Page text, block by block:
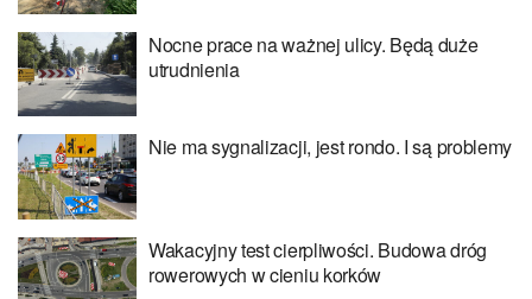
Nocne prace na ważnej ulicy. Będą duże
utrudnienia
Nie ma sygnalizacji, jest rondo. I są problemy
Wakacyjny test cierpliwości. Budowa dróg
rowerowych w cieniu korków